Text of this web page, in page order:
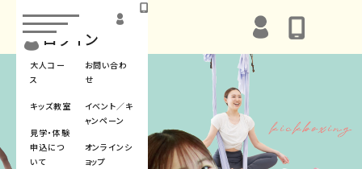
toggle
navigation
ログイン
大人コー
ス
キッズ教室
見学・体験
申込につ
いて
お問い合わ
せ
イベント／キ
ャンペーン
オンラインシ
ョップ